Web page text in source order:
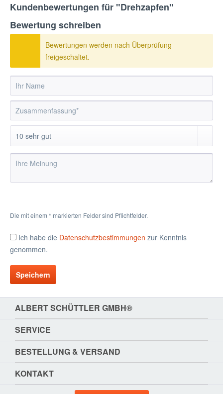
Kundenbewertungen für "Drehzapfen"
Bewertung schreiben
Bewertungen werden nach Überprüfung
freigeschaltet.
Die mit einem * markierten Felder sind Pflichtfelder.
Ich habe die Datenschutzbestimmungen zur Kenntnis
genommen.
Speichern
ALBERT SCHÜTTLER GMBH®
SERVICE
BESTELLUNG & VERSAND
KONTAKT